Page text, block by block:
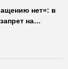
нет»: в
на